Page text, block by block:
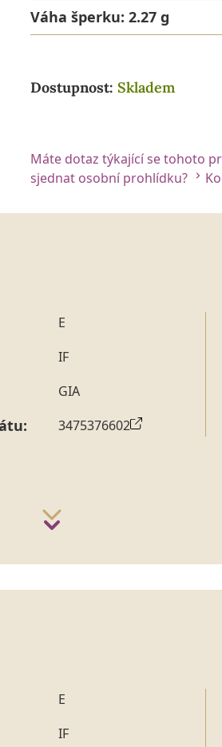
Váha šperku: 2.27 g
Dostupnost: Skladem
Máte dotaz týkající se tohoto
sjednat osobní prohlídku?
E
IF
GIA
3475376602
E
IF